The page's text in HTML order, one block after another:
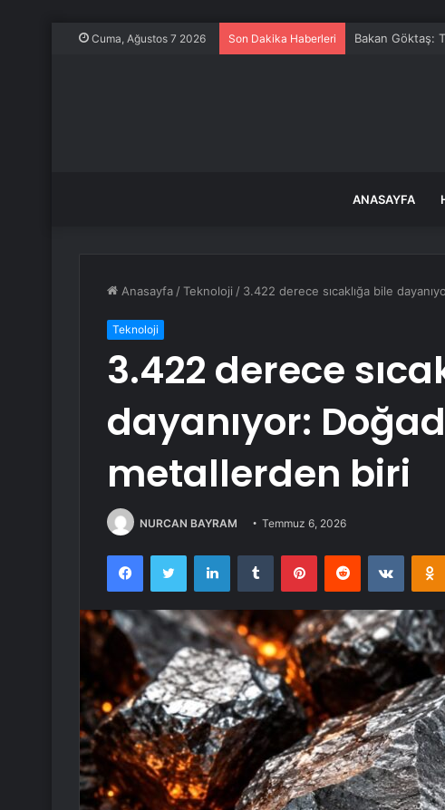
Cuma, Ağustos 7 2026 Son Dakika Haberleri Bakan Göktaş:
ANASAYFA
Anasayfa /Teknoloji / 3.422 derece sıcaklığa bile
Teknoloji
3.422 derece
dayanıyor:
metallerden biri
NURCAN BAYRAM Temmuz 6, 2026
FacebookTwitter LinkedInTumblr PinterestReddit